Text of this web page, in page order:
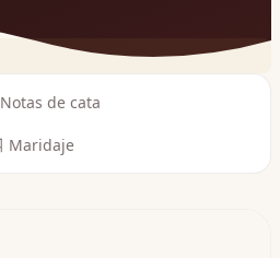
Notas de cata
Maridaje